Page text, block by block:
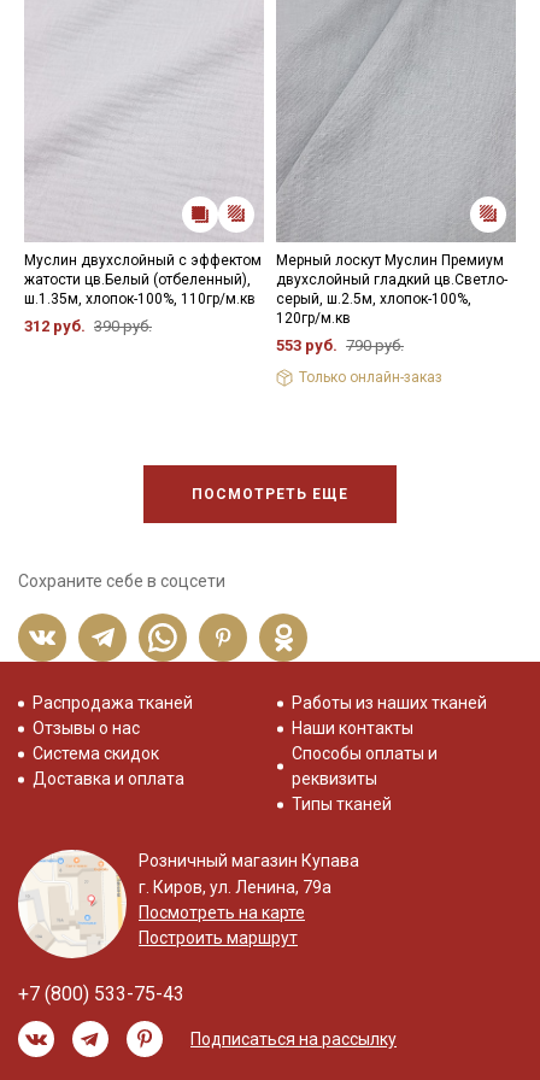
Муслин двухслойный с эффектом
жатости цв.Белый (отбеленный),
ш.1.35м, хлопок-100%, 110гр/м.кв
312 руб. 390 руб.
Мерный лоскут Муслин Премиум
двухслойный гладкий цв.Светло-
серый, ш.2.5м, хлопок-100%,
120гр/м.кв
553 руб. 790 руб.
Только онлайн-заказ
ПОСМОТРЕТЬ ЕЩЕ
Сохраните себе в соцсети
Распродажа тканей
Отзывы о нас
Система скидок
Доставка и оплата
Работы из наших тканей
Наши контакты
Способы оплаты и
реквизиты
Типы тканей
Розничный магазин Купава
г. Киров, ул. Ленина, 79а
Посмотреть на карте
Построить маршрут
+7 (800) 533-75-43
Подписаться на рассылку